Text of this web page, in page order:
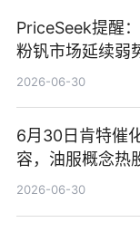
PriceSeek提醒
粉钒市场延续弱
2026-06-30
6月30日肯特催
容，油服概念热
2026-06-30